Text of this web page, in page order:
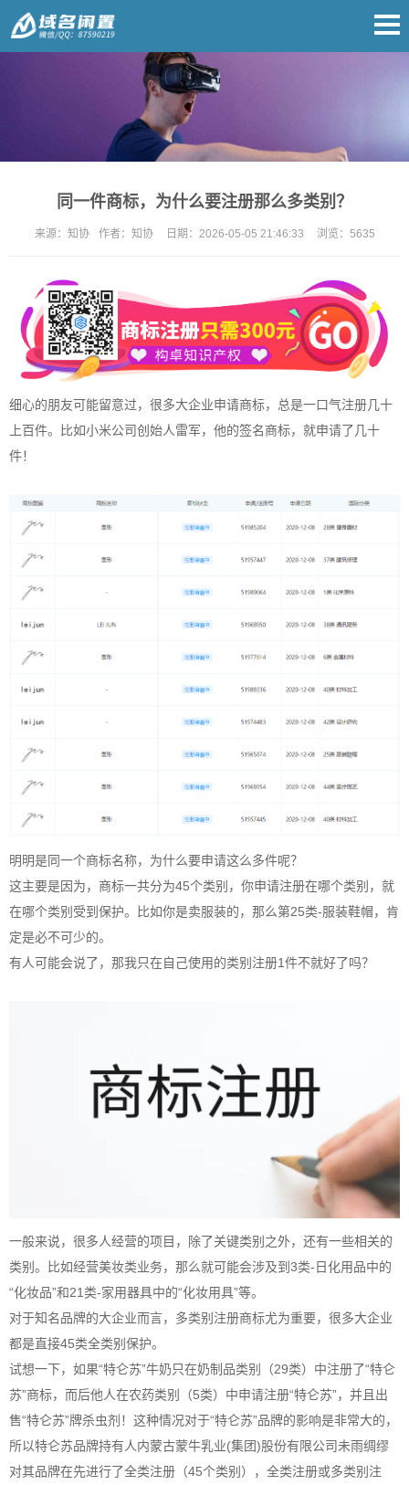
同一件商标，为什么要注册那么多类别？
来源： 知协 作者： 知协 日期： 2026-05-05 21:46:33 浏览： 5635
细心的朋友可能留意过，很多大企业申请商标，总是一口气注册几十
上百件。比如小米公司创始人雷军，他的签名商标，就申请了几十
件！
明明是同一个商标名称，为什么要申请这么多件呢？
这主要是因为，商标一共分为45个类别，你申请注册在哪个类别，就
在哪个类别受到保护。比如你是卖服装的，那么第25类-服装鞋帽，肯
定是必不可少的。
有人可能会说了，那我只在自己使用的类别注册1件不就好了吗？
一般来说，很多人经营的项目，除了关键类别之外，还有一些相关的
类别。比如经营美妆类业务，那么就可能会涉及到3类-日化用品中的
“化妆品”和21类-家用器具中的“化妆用具”等。
对于知名品牌的大企业而言，多类别注册商标尤为重要，很多大企业
都是直接45类全类别保护。
试想一下，如果“特仑苏”牛奶只在奶制品类别（29类）中注册了“特仑
苏”商标，而后他人在农药类别（5类）中申请注册“特仑苏”，并且出
售“特仑苏”牌杀虫剂！这种情况对于“特仑苏”品牌的影响是非常大的，
所以特仑苏品牌持有人内蒙古蒙牛乳业(集团)股份有限公司未雨绸缪
对其品牌在先进行了全类注册（45个类别），全类注册或多类别注